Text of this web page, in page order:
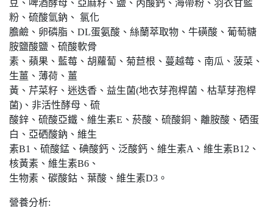
豆、啤酒酵母、亞麻籽、鹽、丙酸鈣、海帶粉、羽衣甘藍
粉、硫酸氫鈉、 氯化
膽鹼、卵磷脂、DL蛋氨酸、絲蘭萃取物、牛磺酸、葡萄糖
胺鹽酸鹽、硫酸軟骨
素、蘋果、藍莓、胡蘿蔔、菊苣根、蔓越莓、南瓜、菠菜、
生薑、薄荷、薑
黃、芹菜籽、迷迭香、益生菌(地衣芽孢桿菌、枯草芽孢桿
菌)、非活性酵母、硫
酸鋅、硫酸亞鐵、維生素E、菸酸、硫酸銅、離胺酸、硒蛋
白、亞硒酸鈉、維生
素B1、硫酸錳、碘酸鈣、泛酸鈣、維生素A、維生素B12、
核黃素、維生素B6、
生物素、碳酸鈷、葉酸、維生素D3。
營養分析: